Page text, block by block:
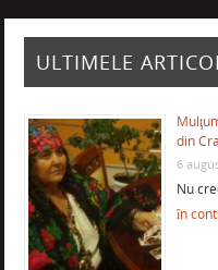
ULTIMELE
din
6
Nu
în